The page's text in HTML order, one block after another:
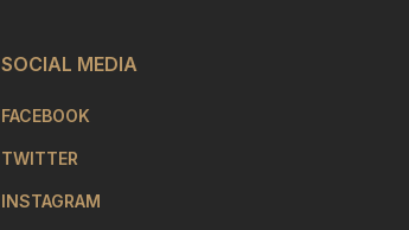
SOCIAL MEDIA
FACEBOOK
TWITTER
INSTAGRAM